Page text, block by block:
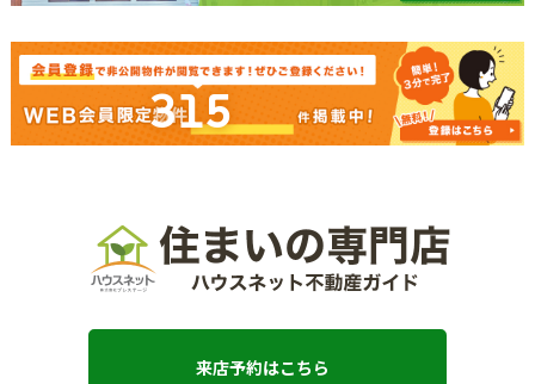
315
来店予約はこちら